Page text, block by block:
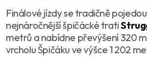
Finálové jízdy se tradičně
nejnáročnější špičácké trati
metrů a nabídne převýšení 320
vrcholu Špičáku ve výšce 1 202